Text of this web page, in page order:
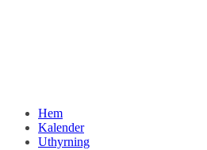
Hem
Kalender
Uthyrning